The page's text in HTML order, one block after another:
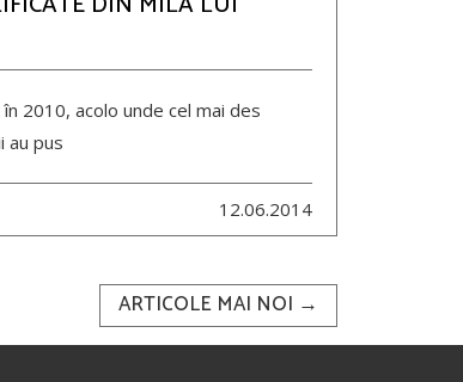
2010, acolo unde cel mai des
au pus
12.06.2014
ARTICOLE MAI NOI →